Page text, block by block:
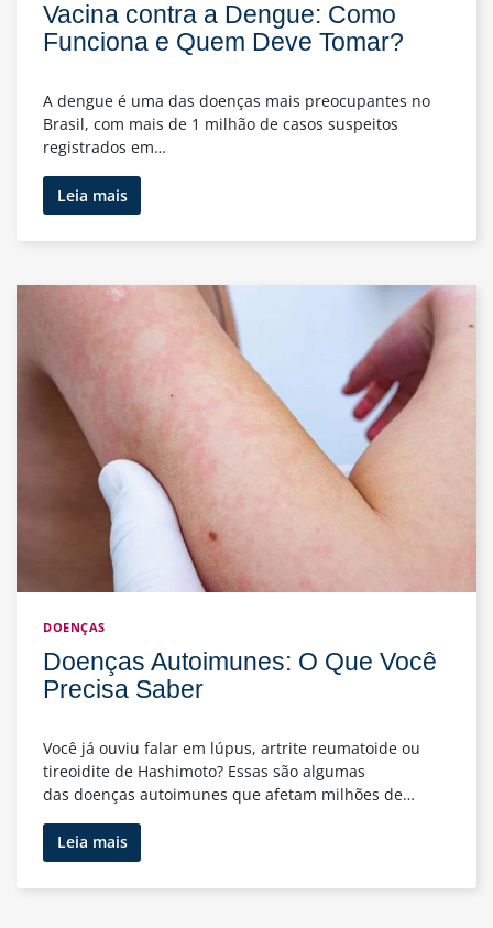
Vacina contra a Dengue: Como
Funciona e Quem Deve Tomar?
A dengue é uma das doenças mais preocupantes no
Brasil, com mais de 1 milhão de casos suspeitos
registrados em…
Leia maisVacina
contra
a
Como
Tomar?
DOENÇAS
Doenças Autoimunes: O Que Você
Precisa Saber
Você já ouviu falar em lúpus, artrite reumatoide ou
tireoidite de Hashimoto? Essas são algumas
das doenças autoimunes que afetam milhões de…
Leia maisDoenças
Autoimunes:
O